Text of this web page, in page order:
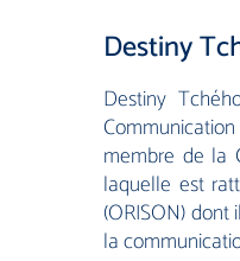
Destiny
Destiny
membre de la
laquelle est
(ORISON)
la